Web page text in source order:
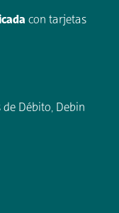
con tarjetas
Débito, Debin